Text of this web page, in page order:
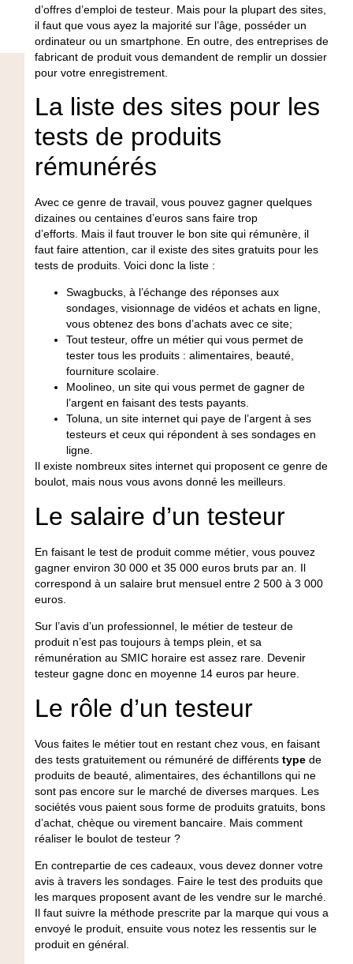
d’offres d’emploi de testeur. Mais pour la plupart des sites,
il faut que vous ayez la majorité sur l’âge, posséder un
ordinateur ou un smartphone. En outre, des entreprises de
fabricant de produit vous demandent de remplir un dossier
pour votre enregistrement.
La liste des sites pour les
tests de produits
rémunérés
Avec ce genre de travail, vous pouvez gagner quelques
dizaines ou centaines d’euros sans faire trop
d’efforts. Mais il faut trouver le bon site qui rémunère, il
faut faire attention, car il existe des sites gratuitspour les
testsde produits. Voici donc la liste :
Swagbucks, à l’échange des réponses aux
sondages, visionnage de vidéos et achats en ligne,
vous obtenez des bonsd’achats avec ce site;
Tout testeur, offre un métier qui vous permet de
testertous les produits : alimentaires, beauté,
fourniture scolaire.
Moolineo, un site qui vous permet de gagner de
l’argenten faisant des tests payants.
Toluna, un site internet qui paye de l’argent à ses
testeurs et ceux qui répondent à ses sondages en
ligne.
Il existe nombreux sites internet qui proposent ce genre de
boulot, mais nous vous avons donné les meilleurs.
Le salaire d’un testeur
En faisant le test de produitcomme métier, vous pouvez
gagner environ 30 000 et 35 000 euros bruts par an.
Il
correspond à un salaire brut mensuel entre 2 500 à 3 000
euros.
Sur l’avisd’un professionnel, le métier de testeur de
produit n’est pas toujours à temps plein, et sa
rémunération au SMIC horaire est assez rare. Devenir
testeur gagne donc en moyenne 14 euros par heure.
Le rôle d’un testeur
Vous faites le métiertout en restant chez vous, en faisant
des tests gratuitement ou rémunéré de différents typede
produits de beauté, alimentaires, des échantillons qui ne
sont pas encore sur le marché de diverses marques. Les
sociétés vous paient sous forme de produits gratuits, bons
d’achat, chèque ou virement bancaire. Mais comment
réaliser le boulot de testeur ?
En contrepartie de ces cadeaux, vous devez donner votre
avis à travers les sondages. Faire le testdes produits que
les marques proposent avant de les vendre sur le marché.
Il faut suivre la méthode prescrite par la marque qui vous a
envoyé le produit, ensuite vous notez les ressentis sur le
produit en général.